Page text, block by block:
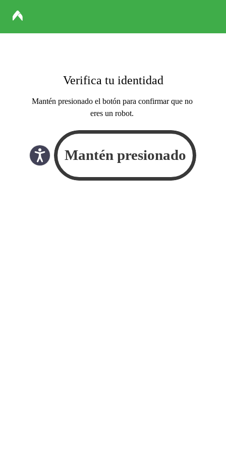
Verifica tu identidad
Mantén presionado el botón para confirmar que no
eres un robot.